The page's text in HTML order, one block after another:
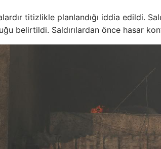
titizlikle planlandığı iddia edildi.
belirtildi. Saldırılardan önce hasar